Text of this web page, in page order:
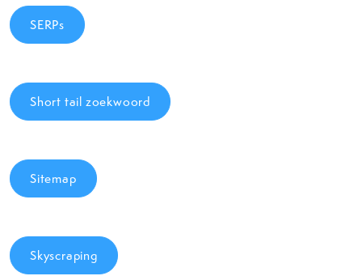
SERPs
Short tail zoekwoord
Sitemap
Skyscraping